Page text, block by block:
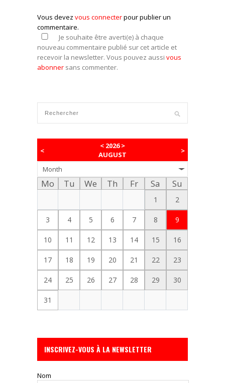
Vous devez vous connecterpour publier un
commentaire.
Je souhaite être averti(e) à chaque
nouveau commentaire publié sur cet article et
recevoir la newsletter. Vous pouvez aussi vous
abonner sans commenter.
<
< 2026>
AUGUST
>
Month
Mo Tu We Th Fr Sa Su
1 2
3 4 5 6 7 8 9
10 11 12 13 14 15 16
17 18 19 20 21 22 23
24 25 26 27 28 29 30
31
INSCRIVEZ-VOUS À LA NEWSLETTER
Nom